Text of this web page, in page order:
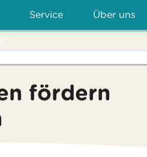
Service Über uns
fördern